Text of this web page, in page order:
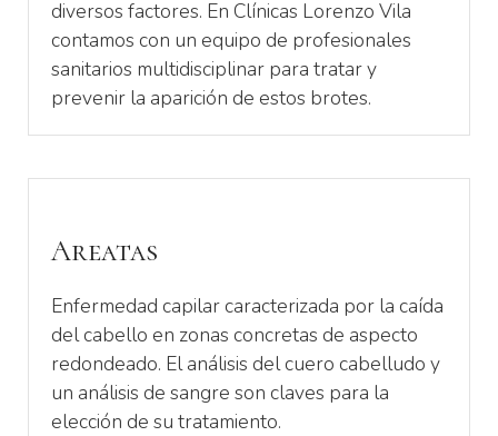
diversos factores. En Clínicas Lorenzo Vila
contamos con un equipo de profesionales
sanitarios multidisciplinar para tratar y
prevenir la aparición de estos brotes.
Areatas
Enfermedad capilar caracterizada por la caída
del cabello en zonas concretas de aspecto
redondeado. El análisis del cuero cabelludo y
un análisis de sangre son claves para la
elección de su tratamiento.